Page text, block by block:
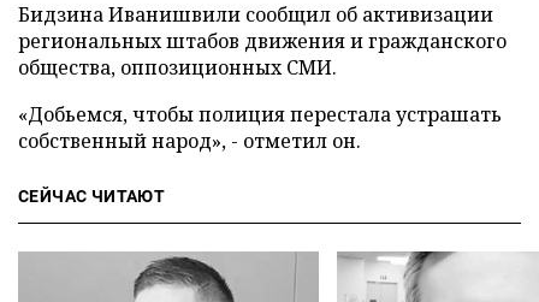
Бидзина Иванишвили сообщил об активизации
региональных штабов движения и гражданского
общества, оппозиционных СМИ.
«Добьемся, чтобы полиция перестала устрашать
собственный народ», - отметил он.
СЕЙЧАС ЧИТАЮТ